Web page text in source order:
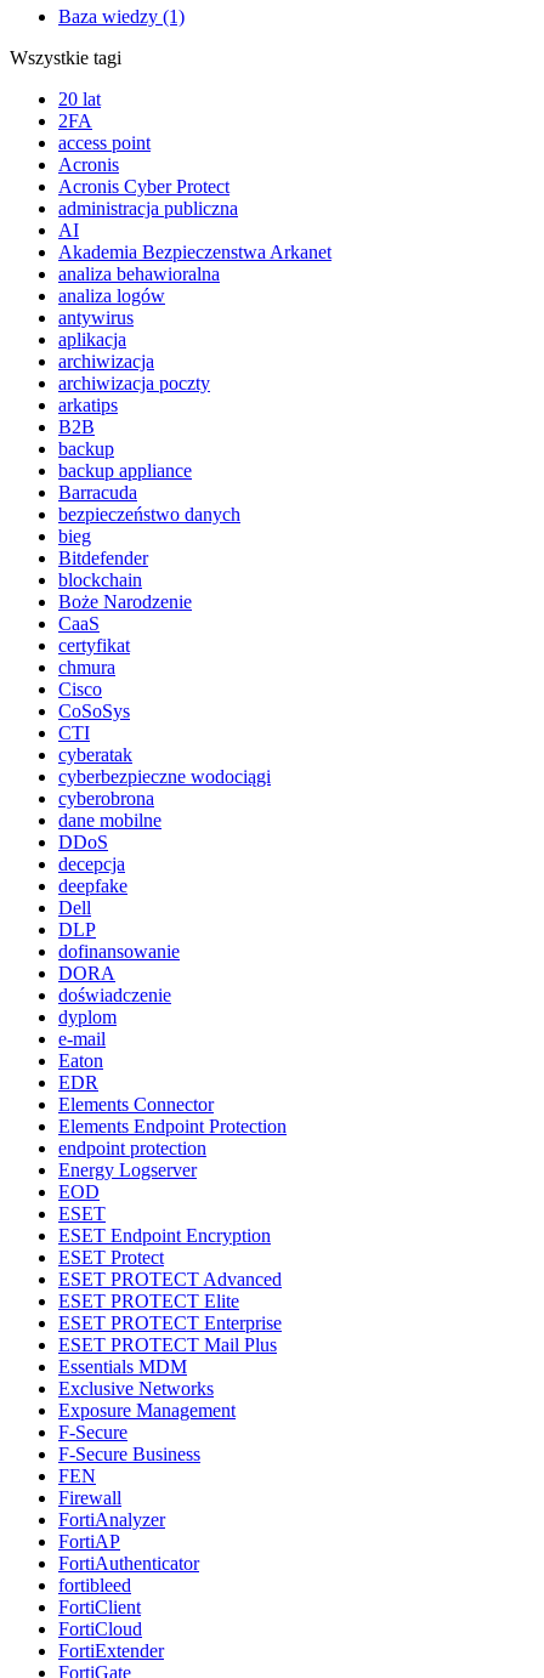
Baza wiedzy (1)
Wszystkie tagi
20 lat
2FA
access point
Acronis
Acronis Cyber Protect
administracja publiczna
AI
Akademia Bezpieczenstwa Arkanet
analiza behawioralna
analiza logów
antywirus
aplikacja
archiwizacja
archiwizacja poczty
arkatips
B2B
backup
backup appliance
Barracuda
bezpieczeństwo danych
bieg
Bitdefender
blockchain
Boże Narodzenie
CaaS
certyfikat
chmura
Cisco
CoSoSys
CTI
cyberatak
cyberbezpieczne wodociągi
cyberobrona
dane mobilne
DDoS
decepcja
deepfake
Dell
DLP
dofinansowanie
DORA
doświadczenie
dyplom
e-mail
Eaton
EDR
Elements Connector
Elements Endpoint Protection
endpoint protection
Energy Logserver
EOD
ESET
ESET Endpoint Encryption
ESET Protect
ESET PROTECT Advanced
ESET PROTECT Elite
ESET PROTECT Enterprise
ESET PROTECT Mail Plus
Essentials MDM
Exclusive Networks
Exposure Management
F-Secure
F-Secure Business
FEN
Firewall
FortiAnalyzer
FortiAP
FortiAuthenticator
fortibleed
FortiClient
FortiCloud
FortiExtender
FortiGate